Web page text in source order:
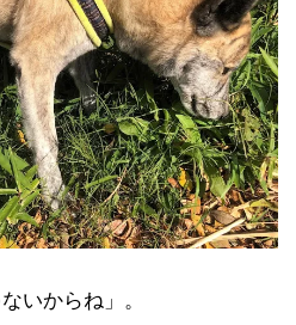
いからね」。